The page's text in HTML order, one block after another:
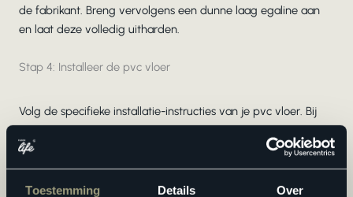
Toestemming Details Over
de fabrikant. Breng vervolgens een dunne laag egaline aan
en laat deze volledig uitharden.
Stap 4: Installeer de pvc vloer
Volg de specifieke installatie-instructies van je pvc vloer. Bij
klik pvc houd je een uitzettingsvoeg van ongeveer 8 mm
langs de wanden aan. Bij plak pvc breng je de lijm aan
volgens het voorschrift en leg je de vloerdelen zorgvuldig in
het lijmbed.